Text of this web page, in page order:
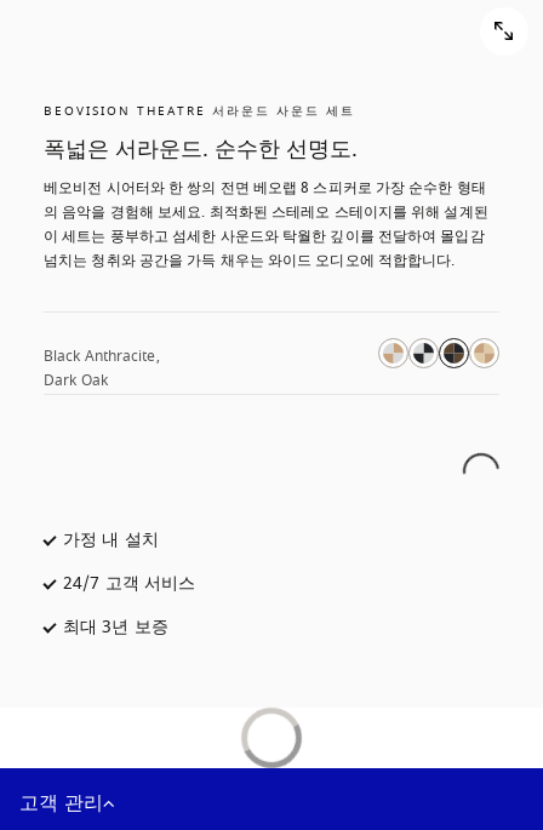
BEOVISION THEATRE 서라운드 사운드 세트
폭넓은 서라운드. 순수한 선명도.
베오비전 시어터와 한 쌍의 전면 베오랩 8 스피커로 가장 순수한 형태
의 음악을 경험해 보세요. 최적화된 스테레오 스테이지를 위해 설계된
이 세트는 풍부하고 섬세한 사운드와 탁월한 깊이를 전달하여 몰입감
넘치는 청취와 공간을 가득 채우는 와이드 오디오에 적합합니다.
Black Anthracite,
Dark Oak
가정 내 설치
24/7 고객 서비스
최대 3년 보증
고객 관리